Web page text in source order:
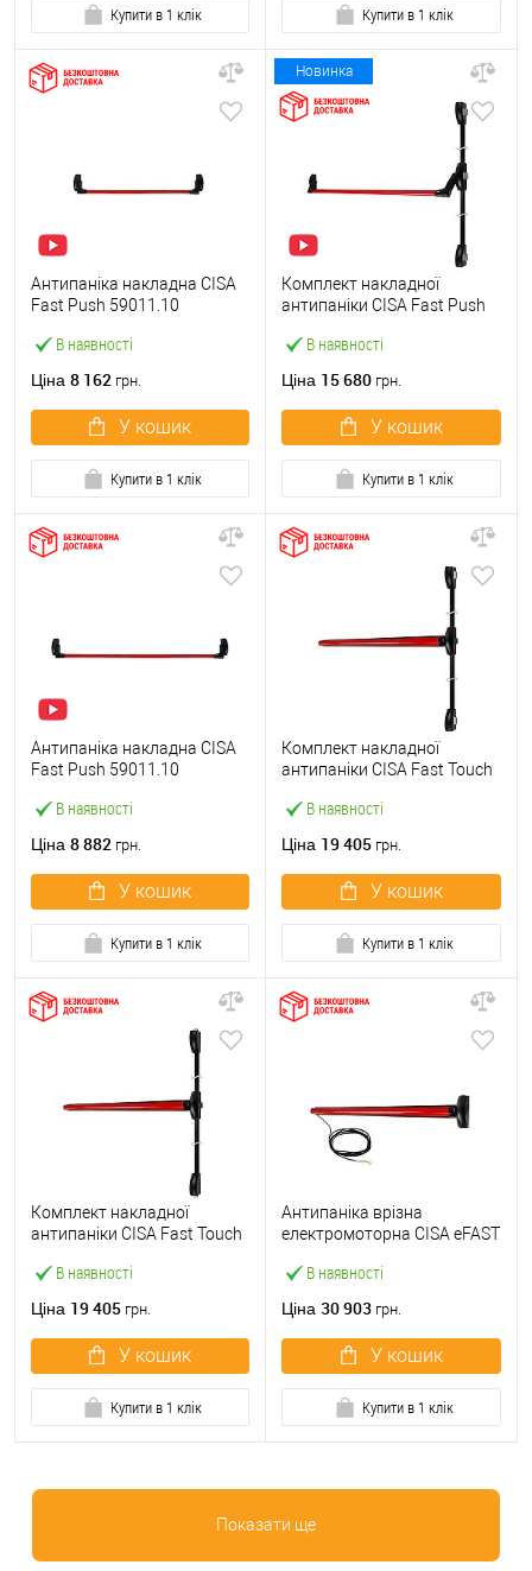
Купити в 1 клік Купити в 1 клік
В наявності
Антипаніка накладна CISA
Fast Push 59011.10
штангою 900 мм червона
Ціна 8 162 грн.
У кошик
Купити в 1 клік
Новинка
В наявності
Комплект накладної
антипаніки CISA Fast Push
точковий вбік червона
Ціна 15 680 грн.
У кошик
Купити в 1 клік
В наявності
Антипаніка накладна CISA
Fast Push 59011.10
штангою 1500 мм червона
Ціна 8 882 грн.
У кошик
Купити в 1 клік
В наявності
Комплект накладної
антипаніки CISA Fast Touch
точковий вбік червона
Ціна 19 405 грн.
У кошик
Купити в 1 клік
В наявності
Комплект накладної
антипаніки CISA Fast Touch
точковий вверх-вниз
Ціна 19 405 грн.
У кошик
Купити в 1 клік
В наявності
Антипаніка врізна
електромоторна CISA eFAST
Ціна 30 903 грн.
У кошик
Купити в 1 клік
Показати ще